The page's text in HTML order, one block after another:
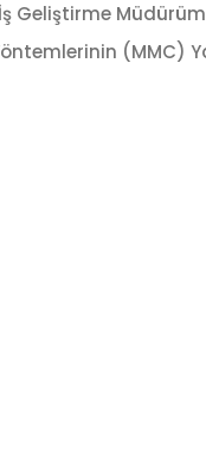
Geliştirme
(MMC)